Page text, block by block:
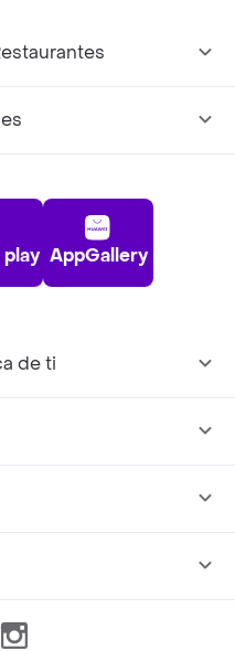
AppGallery
de ti
Instagram